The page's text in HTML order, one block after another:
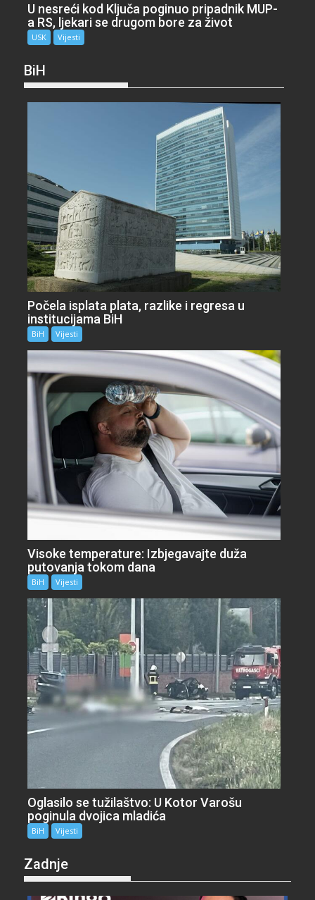
U nesreći kod Ključa poginuo pripadnik MUP-
a RS, ljekari se drugom bore za život
USK Vijesti
BiH
Počela isplata plata, razlike i regresa u
institucijama BiH
BiH Vijesti
Visoke temperature: Izbjegavajte duža
putovanja tokom dana
BiH Vijesti
Oglasilo se tužilaštvo: U Kotor Varošu
poginula dvojica mladića
BiH Vijesti
Zadnje